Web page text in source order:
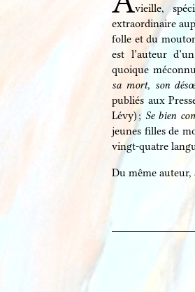
vieille,
extraordinaire
folle et du
est l’auteur
quoique
sa mort, son
publiés aux
Lévy) ; Se bien
jeunes filles de
vingt-quatre
Du même auteur,